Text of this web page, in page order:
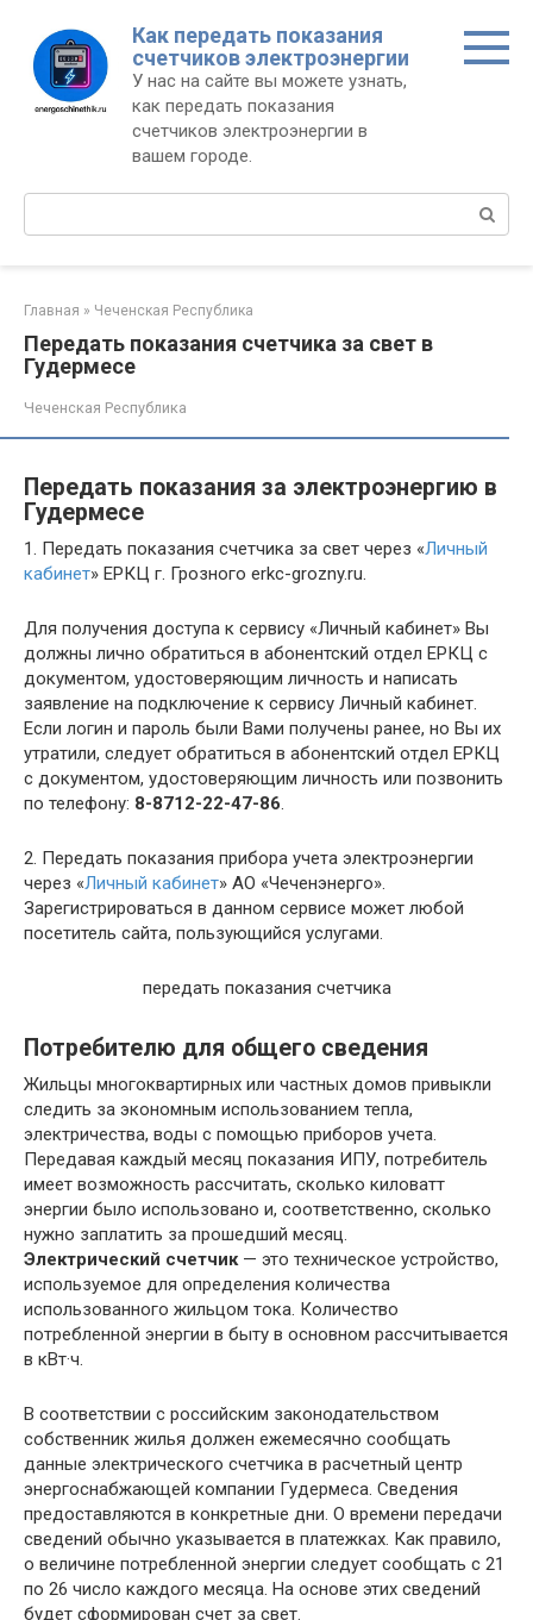
контенту
Как передать показания
счетчиков электроэнергии
У нас на сайте вы можете узнать,
как передать показания
счетчиков электроэнергии в
вашем городе.
Поиск:
Главная » Чеченская Республика
Передать показания счетчика за свет в
Гудермесе
Чеченская Республика
Передать показания за электроэнергию в
Гудермесе
1. Передать показания счетчика за свет через «Личный
кабинет» ЕРКЦ г. Грозного erkc-grozny.ru.
Для получения доступа к сервису «Личный кабинет» Вы
должны лично обратиться в абонентский отдел ЕРКЦ с
документом, удостоверяющим личность и написать
заявление на подключение к сервису Личный кабинет.
Если логин и пароль были Вами получены ранее, но Вы их
утратили, следует обратиться в абонентский отдел ЕРКЦ
с документом, удостоверяющим личность или позвонить
по телефону: 8-8712-22-47-86.
2. Передать показания прибора учета электроэнергии
через «Личный кабинет» АО «Чеченэнерго».
Зарегистрироваться в данном сервисе может любой
посетитель сайта, пользующийся услугами.
передать показания счетчика
Потребителю для общего сведения
Жильцы многоквартирных или частных домов привыкли
следить за экономным использованием тепла,
электричества, воды с помощью приборов учета.
Передавая каждый месяц показания ИПУ, потребитель
имеет возможность рассчитать, сколько киловатт
энергии было использовано и, соответственно, сколько
нужно заплатить за прошедший месяц.
Электрический счетчик— это техническое устройство,
используемое для определения количества
использованного жильцом тока. Количество
потребленной энергии в быту в основном рассчитывается
в кВт·ч.
В соответствии с российским законодательством
собственник жилья должен ежемесячно сообщать
данные электрического счетчика в расчетный центр
энергоснабжающей компании Гудермеса. Сведения
предоставляются в конкретные дни. О времени передачи
сведений обычно указывается в платежках. Как правило,
о величине потребленной энергии следует сообщать с 21
по 26 число каждого месяца. На основе этих сведений
будет сформирован счет за свет.